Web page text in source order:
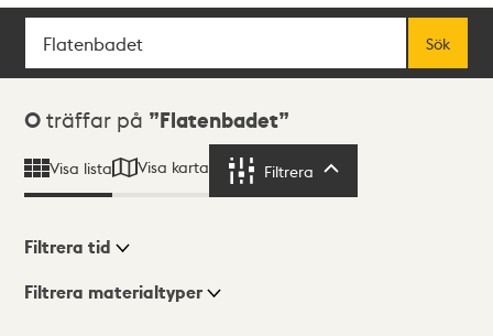
Sök
Sök
Sökresultat
0 träffar på Flatenbadet
Visa lista Visa karta Filtrera
Visningsläge
Filtrera tid
Filtrera materialtyper